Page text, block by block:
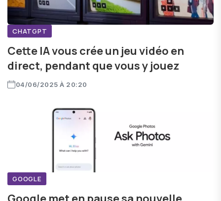
CHATGPT
Cette IA vous crée un jeu vidéo en
direct, pendant que vous y jouez
04/06/2025 À 20:20
GOOGLE